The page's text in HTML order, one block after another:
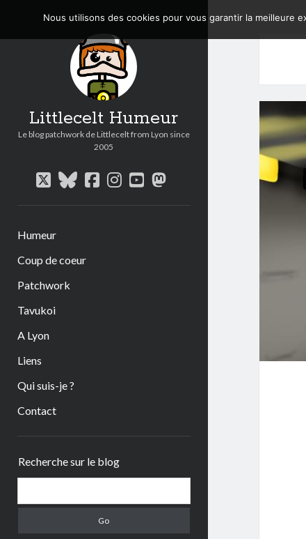
Littlecelt Humeur
Le blog patchwork de Littlecelt from Lyon since
2005
twitterbluesky
facebook
instagram
youtube
mastodon
Humeur
Coup de coeur
Patchwork
Tavukoi
A Lyon
Liens
Qui suis-je ?
Contact
Recherche sur le blog
Nous utilisons des cookies pour vous garantir la meilleure